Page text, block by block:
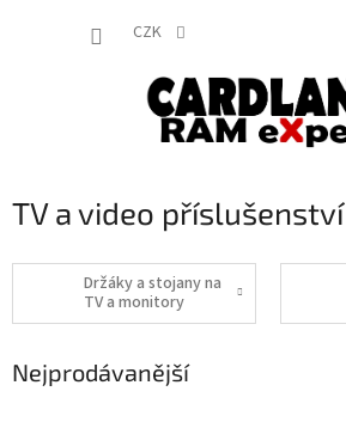
CZK
TV a video příslušenství
Držáky a stojany na
TV a monitory
Nejprodávanější